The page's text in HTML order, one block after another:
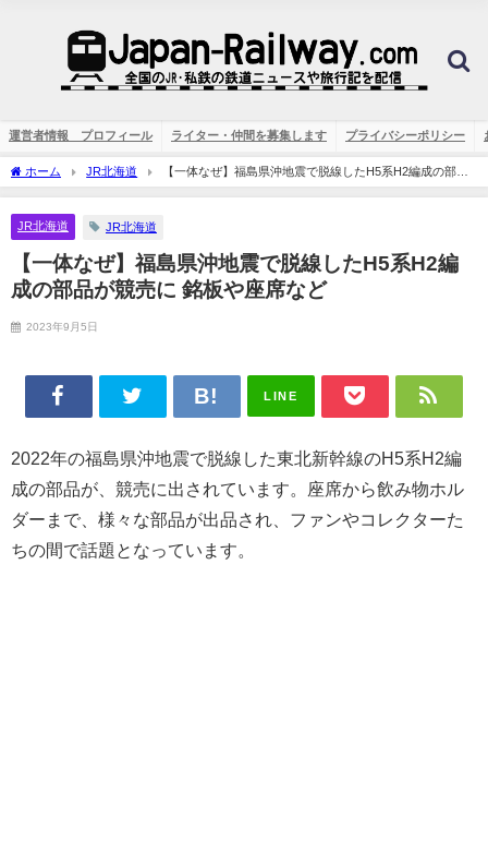
運営者情報 プロフィール ライター・仲間を募集します プライバシーポリシー
ホーム JR北海道
【一体なぜ】福島県沖地震で脱線したH5系H2編成の部品
が競売に 銘板や座席など
JR北海道 JR北海道
【一体なぜ】福島県沖地震で脱線したH5系H2編
成の部品が競売に 銘板や座席など
2023年9月5日
LINE
2022年の福島県沖地震で脱線した東北新幹線のH5系H2編
成の部品が、競売に出されています。座席から飲み物ホル
ダーまで、様々な部品が出品され、ファンやコレクターた
ちの間で話題となっています。